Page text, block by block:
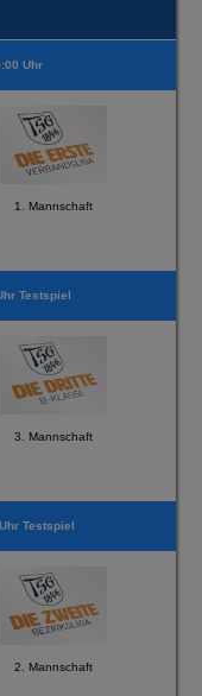
Uhr
1. Mannschaft
Testspiel
3. Mannschaft
Testspiel
2. Mannschaft